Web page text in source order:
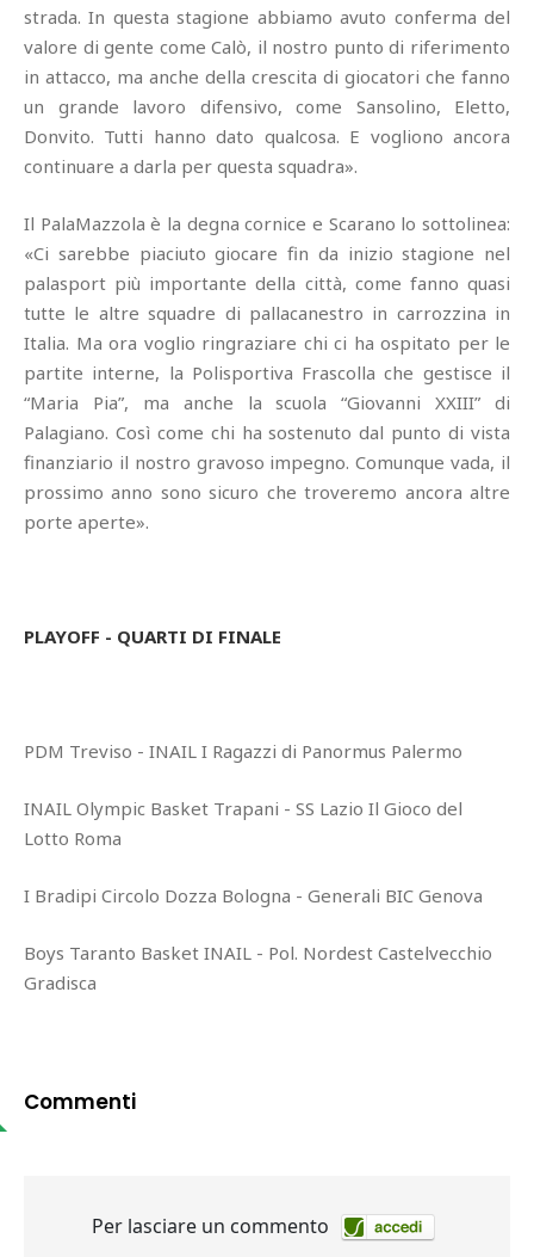
strada. In questa stagione abbiamo avuto conferma del
valore di gente come Calò, il nostro punto di riferimento
in attacco, ma anche della crescita di giocatori che fanno
un grande lavoro difensivo, come Sansolino, Eletto,
Donvito. Tutti hanno dato qualcosa. E vogliono ancora
continuare a darla per questa squadra».
Il PalaMazzola è la degna cornice e Scarano lo sottolinea:
«Ci sarebbe piaciuto giocare fin da inizio stagione nel
palasport più importante della città, come fanno quasi
tutte le altre squadre di pallacanestro in carrozzina in
Italia. Ma ora voglio ringraziare chi ci ha ospitato per le
partite interne, la Polisportiva Frascolla che gestisce il
“Maria Pia”, ma anche la scuola “Giovanni XXIII” di
Palagiano. Così come chi ha sostenuto dal punto di vista
finanziario il nostro gravoso impegno. Comunque vada, il
prossimo anno sono sicuro che troveremo ancora altre
porte aperte».
PLAYOFF - QUARTI DI FINALE
PDM Treviso - INAIL I Ragazzi di Panormus Palermo
INAIL Olympic Basket Trapani - SS Lazio Il Gioco del
Lotto Roma
I Bradipi Circolo Dozza Bologna - Generali BIC Genova
Boys Taranto Basket INAIL - Pol. Nordest Castelvecchio
Gradisca
Commenti